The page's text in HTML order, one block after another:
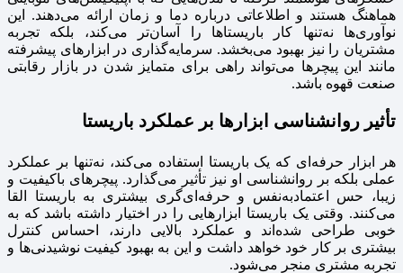
هماهنگ هستند و اطلاعاتی درباره دما و زمان ارائه می‌دهند. این
نوآوری‌ها نه‌تنها کار باریستاها را آسان‌تر می‌کند، بلکه تجربه
مشتریان را نیز بهبود می‌بخشد. سرمایه‌گذاری در ابزارهای پیشرفته
مانند این پیچرها می‌تواند راهی برای متمایز شدن در بازار رقابتی
صنعت قهوه باشد.
تأثیر روانشناسی ابزارها بر عملکرد باریستا
هر ابزار حرفه‌ای که یک باریستا استفاده می‌کند، نه‌تنها بر عملکرد
عملی بلکه بر روانشناسی او نیز تأثیر می‌گذارد. پیچرهای باکیفیت و
زیبا، حس اعتمادبه‌نفس و حرفه‌ای‌گری بیشتری به باریستا القا
می‌کنند. وقتی یک باریستا ابزارهایی را در اختیار داشته باشد که به
خوبی طراحی شده‌اند و عملکرد بالایی دارند، احساس کنترل
بیشتری بر کار خود خواهد داشت و این به بهبود کیفیت نوشیدنی‌ها و
تجربه مشتری منجر می‌شود.